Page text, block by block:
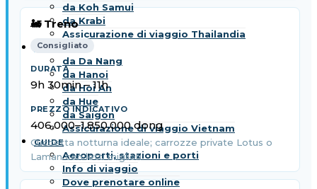
da Koh Samui
da Krabi
Assicurazione di viaggio Thailandia
VIETNAM
da Da Nang
da Hanoi
da Hoi An
da Hue
da Saigon
Assicurazione di viaggio Vietnam
GUIDE
Aeroporti, stazioni e porti
Info di viaggio
Dove prenotare online
🚂 Treno
Consigliato
9h 30min – 11h
406.000–1.850.000 dong
Cuccetta notturna ideale; carrozze private Lotus o
Laman con letti migliori